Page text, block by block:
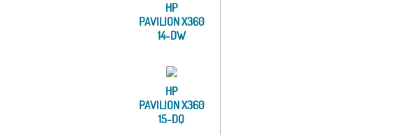
HP
PAVILION X360
14-DW
HP
PAVILION X360
15-DQ